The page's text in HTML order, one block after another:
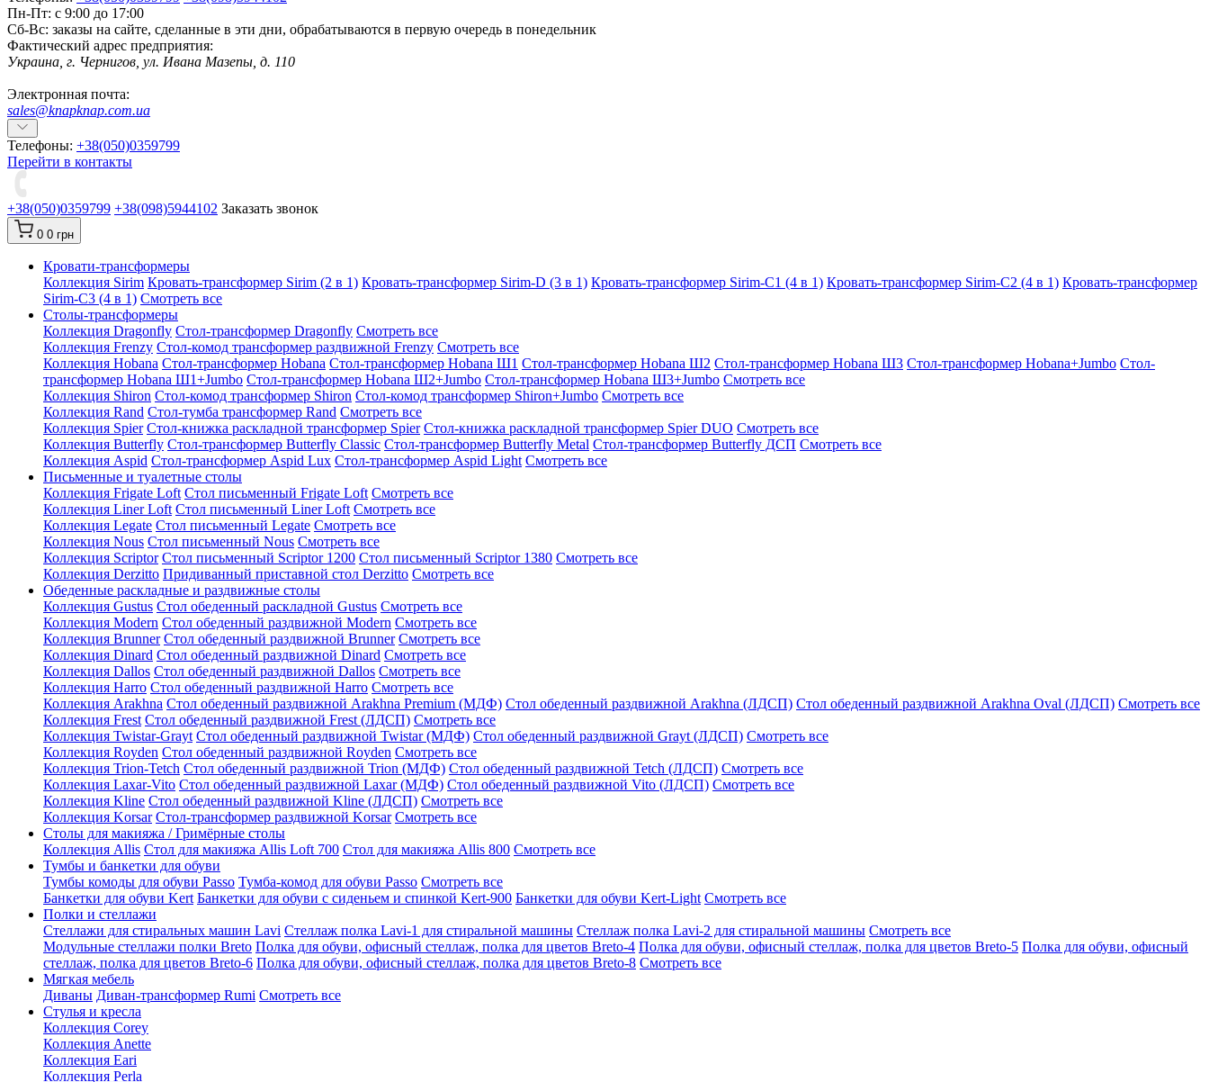
Пн-Пт: с 9:00 до 17:00
Сб-Вс: заказы на сайте, сделанные в эти дни, обрабатываются в первую очередь в понедельник
Фактический адрес предприятия:
Украина, г. Чернигов, ул. Ивана Мазепы, д. 110
Электронная почта:
sales@knapknap.com.ua
Телефоны: +38(050)0359799
Перейти в контакты
+38(050)0359799 +38(098)5944102 Заказать звонок
0 0 грн
Кровати-трансформеры
Коллекция Sirim Кровать-трансформер Sirim (2 в 1) Кровать-трансформер Sirim-D (3 в 1) Кровать-трансформер Sirim-C1 (4 в 1) Кровать-трансформер Sirim-C2 (4 в 1) Кровать-трансформер
Sirim-C3 (4 в 1) Смотреть все
Cтолы-трансформеры
Коллекция Dragonfly Стол-трансформер Dragonfly Смотреть все
Коллекция Frenzy Стол-комод трансформер раздвижной Frenzy Смотреть все
Коллекция Hobana Стол-трансформер Hobana Стол-трансформер Hobana Ш1 Стол-трансформер Hobana Ш2 Стол-трансформер Hobana Ш3 Стол-трансформер Hobana+Jumbo Стол-
трансформер Hobana Ш1+Jumbo Стол-трансформер Hobana Ш2+Jumbo Стол-трансформер Hobana Ш3+Jumbo Смотреть все
Коллекция Shiron Стол-комод трансформер Shiron Стол-комод трансформер Shiron+Jumbo Смотреть все
Коллекция Rand Стол-тумба трансформер Rand Смотреть все
Коллекция Spier Стол-книжка раскладной трансформер Spier Стол-книжка раскладной трансформер Spier DUO Смотреть все
Коллекция Butterfly Стол-трансформер Butterfly Classic Стол-трансформер Butterfly Metal Стол-трансформер Butterfly ДСП Смотреть все
Коллекция Aspid Стол-трансформер Aspid Lux Стол-трансформер Aspid Light Смотреть все
Письменные и туалетные столы
Коллекция Frigate Loft Стол письменный Frigate Loft Смотреть все
Коллекция Liner Loft Стол письменный Liner Loft Смотреть все
Коллекция Legate Стол письменный Legate Смотреть все
Коллекция Nous Стол письменный Nous Смотреть все
Коллекция Scriptor Стол письменный Scriptor 1200 Стол письменный Scriptor 1380 Смотреть все
Коллекция Derzitto Придиванный приставной стол Derzitto Смотреть все
Обеденные раскладные и раздвижные столы
Коллекция Gustus Стол обеденный раскладной Gustus Смотреть все
Коллекция Modern Стол обеденный раздвижной Modern Смотреть все
Коллекция Brunner Стол обеденный раздвижной Brunner Смотреть все
Коллекция Dinard Стол обеденный раздвижной Dinard Смотреть все
Коллекция Dallos Стол обеденный раздвижной Dallos Смотреть все
Коллекция Harro Стол обеденный раздвижной Harro Смотреть все
Коллекция Arakhna Стол обеденный раздвижной Arakhna Premium (МДФ) Стол обеденный раздвижной Arakhna (ЛДСП) Стол обеденный раздвижной Arakhna Oval (ЛДСП) Смотреть все
Коллекция Frest Стол обеденный раздвижной Frest (ЛДСП) Смотреть все
Коллекция Twistar-Grayt Стол обеденный раздвижной Twistar (МДФ) Стол обеденный раздвижной Grayt (ЛДСП) Смотреть все
Коллекция Royden Стол обеденный раздвижной Royden Смотреть все
Коллекция Trion-Tetch Стол обеденный раздвижной Trion (МДФ) Стол обеденный раздвижной Tetch (ЛДСП) Смотреть все
Коллекция Laxar-Vito Стол обеденный раздвижной Laxar (МДФ) Стол обеденный раздвижной Vito (ЛДСП) Смотреть все
Коллекция Kline Стол обеденный раздвижной Kline (ЛДСП) Смотреть все
Коллекция Korsar Стол-трансформер раздвижной Korsar Смотреть все
Столы для макияжа / Гримёрные столы
Коллекция Allis Стол для макияжа Allis Loft 700 Стол для макияжа Allis 800 Смотреть все
Тумбы и банкетки для обуви
Тумбы комоды для обуви Passo Тумба-комод для обуви Passo Смотреть все
Банкетки для обуви Kert Банкетки для обуви с сиденьем и спинкой Kert-900 Банкетки для обуви Kert-Light Смотреть все
Полки и стеллажи
Стеллажи для стиральных машин Lavi Стеллаж полка Lavi-1 для стиральной машины Стеллаж полка Lavi-2 для стиральной машины Смотреть все
Модульные стеллажи полки Breto Полка для обуви, офисный стеллаж, полка для цветов Breto-4 Полка для обуви, офисный стеллаж, полка для цветов Breto-5 Полка для обуви, офисный
стеллаж, полка для цветов Breto-6 Полка для обуви, офисный стеллаж, полка для цветов Breto-8 Смотреть все
Мягкая мебель
Диваны Диван-трансформер Rumi Смотреть все
Стулья и кресла
Коллекция Corey
Коллекция Anette
Коллекция Eari
Коллекция Perla